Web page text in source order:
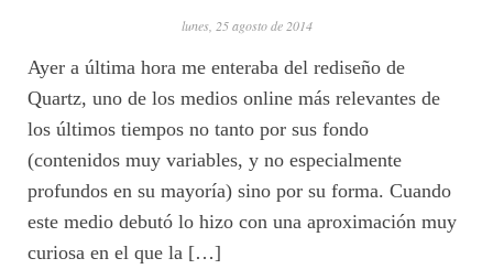
lunes, 25 agosto de 2014
Ayer a última hora me enteraba del rediseño de
Quartz, uno de los medios online más relevantes de
los últimos tiempos no tanto por sus fondo
(contenidos muy variables, y no especialmente
profundos en su mayoría) sino por su forma. Cuando
este medio debutó lo hizo con una aproximación muy
curiosa en el que la […]